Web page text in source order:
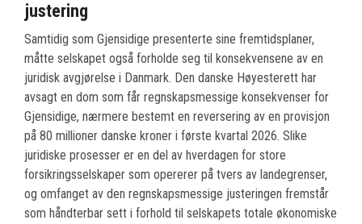
justering
Samtidig som Gjensidige presenterte sine fremtidsplaner,
måtte selskapet også forholde seg til konsekvensene av en
juridisk avgjørelse i Danmark. Den danske Høyesterett har
avsagt en dom som får regnskapsmessige konsekvenser for
Gjensidige, nærmere bestemt en reversering av en provisjon
på 80 millioner danske kroner i første kvartal 2026. Slike
juridiske prosesser er en del av hverdagen for store
forsikringsselskaper som opererer på tvers av landegrenser,
og omfanget av den regnskapsmessige justeringen fremstår
som håndterbar sett i forhold til selskapets totale økonomiske